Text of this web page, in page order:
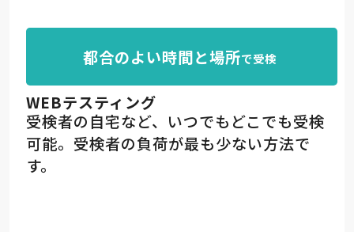
都合のよい時間と場所で受検
WEBテスティング
受検者の自宅など、いつでもどこでも受検
可能。受検者の負荷が最も少ない方法で
す。